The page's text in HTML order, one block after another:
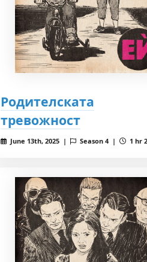
Родителската
тревожност
June 13th, 2025 | Season 4 | 1 hr